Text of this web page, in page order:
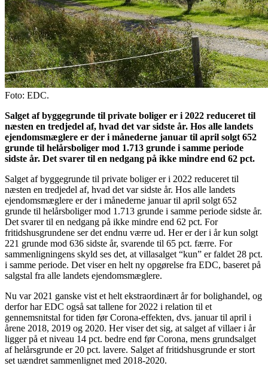
Foto: EDC.
Salget af byggegrunde til private boliger er i 2022 reduceret til
næsten en tredjedel af, hvad det var sidste år. Hos alle landets
ejendomsmæglere er der i månederne januar til april solgt 652
grunde til helårsboliger mod 1.713 grunde i samme periode
sidste år. Det svarer til en nedgang på ikke mindre end 62 pct.
Salget af byggegrunde til private boliger er i 2022 reduceret til
næsten en tredjedel af, hvad det var sidste år. Hos alle landets
ejendomsmæglere er der i månederne januar til april solgt 652
grunde til helårsboliger mod 1.713 grunde i samme periode sidste år.
Det svarer til en nedgang på ikke mindre end 62 pct. For
fritidshusgrundene ser det endnu værre ud. Her er der i år kun solgt
221 grunde mod 636 sidste år, svarende til 65 pct. færre. For
sammenligningens skyld ses det, at villasalget “kun” er faldet 28 pct.
i samme periode. Det viser en helt ny opgørelse fra EDC, baseret på
salgstal fra alle landets ejendomsmæglere.
Nu var 2021 ganske vist et helt ekstraordinært år for bolighandel, og
derfor har EDC også sat tallene for 2022 i relation til et
gennemsnitstal for tiden før Corona-effekten, dvs. januar til april i
årene 2018, 2019 og 2020. Her viser det sig, at salget af villaer i år
ligger på et niveau 14 pct. bedre end før Corona, mens grundsalget
af helårsgrunde er 20 pct. lavere. Salget af fritidshusgrunde er stort
set uændret sammenlignet med 2018-2020.